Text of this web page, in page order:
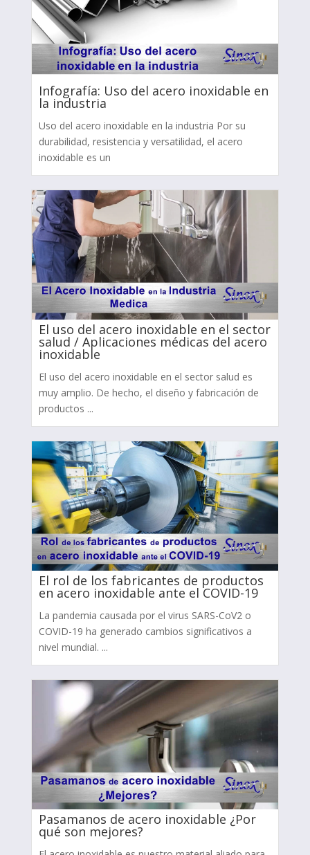
Infografía: Uso del acero inoxidable en
la industria
Uso del acero inoxidable en la industria Por su
durabilidad, resistencia y versatilidad, el acero
inoxidable es un
El uso del acero inoxidable en el sector
salud / Aplicaciones médicas del acero
inoxidable
El uso del acero inoxidable en el sector salud es
muy amplio. De hecho, el diseño y fabricación de
productos ...
El rol de los fabricantes de productos
en acero inoxidable ante el COVID-19
La pandemia causada por el virus SARS-CoV2 o
COVID-19 ha generado cambios significativos a
nivel mundial. ...
Pasamanos de acero inoxidable ¿Por
qué son mejores?